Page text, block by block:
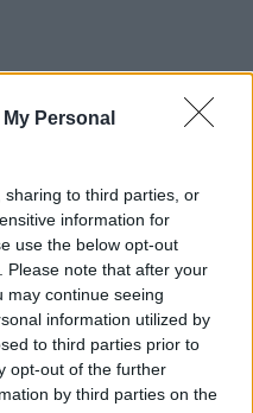
Personal
to third parties, or
information for
use the below opt-out
Please note that after your
may continue seeing
information utilized by
to third parties prior to
opt-out of the further
by third parties on the
η συμμόρφωση
της Επικρατείας